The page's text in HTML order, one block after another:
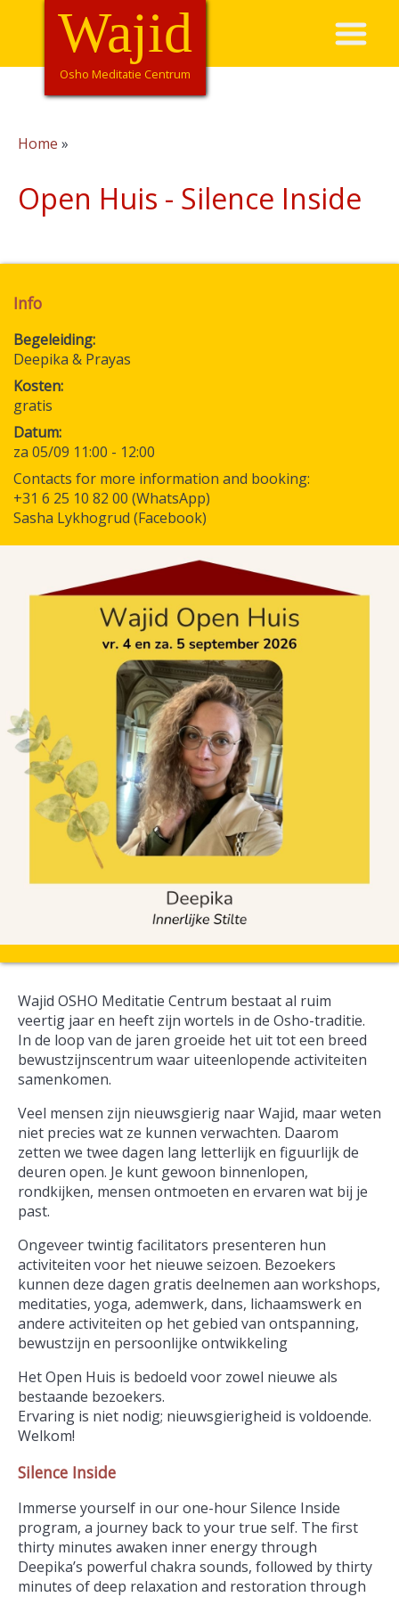
Overslaan
de
HoofdnavigatieWajid
Osho Meditatie Centrum
Home
Open Huis - Silence Inside
Info
Begeleiding
Deepika & Prayas
Kosten
gratis
Datum
za 05/09 11:00 - 12:00
Contacts for more information and booking:
+31 6 25 10 82 00 (WhatsApp)
Sasha Lykhogrud (Facebook)
Wajid OSHO Meditatie Centrum bestaat al ruim
veertig jaar en heeft zijn wortels in de Osho-traditie.
In de loop van de jaren groeide het uit tot een breed
bewustzijnscentrum waar uiteenlopende activiteiten
samenkomen.
Veel mensen zijn nieuwsgierig naar Wajid, maar weten
niet precies wat ze kunnen verwachten. Daarom
zetten we twee dagen lang letterlijk en figuurlijk de
deuren open. Je kunt gewoon binnenlopen,
rondkijken, mensen ontmoeten en ervaren wat bij je
past.
Ongeveer twintig facilitators presenteren hun
activiteiten voor het nieuwe seizoen. Bezoekers
kunnen deze dagen gratis deelnemen aan workshops,
meditaties, yoga, ademwerk, dans, lichaamswerk en
andere activiteiten op het gebied van ontspanning,
bewustzijn en persoonlijke ontwikkeling
Het Open Huis is bedoeld voor zowel nieuwe als
bestaande bezoekers.
Ervaring is niet nodig; nieuwsgierigheid is voldoende.
Welkom!
Silence Inside
Immerse yourself in our one-hour Silence Inside
program, a journey back to your true self. The first
thirty minutes awaken inner energy through
Deepika’s powerful chakra sounds, followed by thirty
minutes of deep relaxation and restoration through